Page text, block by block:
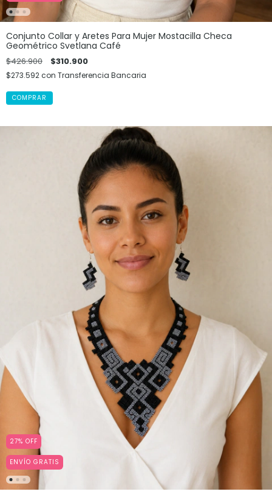
Conjunto Collar y Aretes Para Mujer Mostacilla Checa
Geométrico Svetlana Café
$426.900 $310.900
$273.592con Transferencia Bancaria
COMPRAR
27% OFF
ENVÍO GRATIS